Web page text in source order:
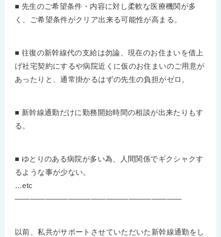
■ 先生のご希望条件・内容に対し柔軟な医療機関が多
く、ご希望条件がクリア出来る可能性が高まる。
■ 往復の新幹線代の支給は勿論、現在のお住まいを借上
げ社宅契約にするや病院近くに仮のお住まいのご用意が
あったりと、通常掛かるはずの先生の負担がゼロ。
■ 新幹線通勤だけに勤務開始時間の相談が出来たりもす
る。
■ ゆとりのある病院が多い為、人間関係でギクシャクす
るような事が少ない。
…etc
——————————————————————
以前、私共がサポートさせていただいた新幹線通勤をし